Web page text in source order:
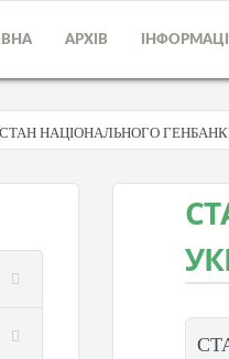
АРХІВ
СТАН НАЦІОНАЛЬНОГО